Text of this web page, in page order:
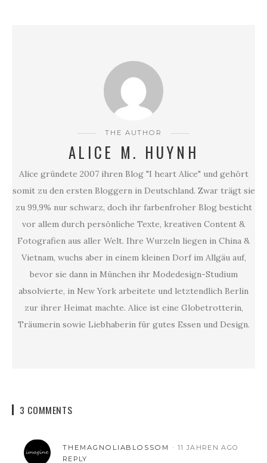
THE AUTHOR
ALICE M. HUYNH
Alice gründete 2007 ihren Blog "I heart Alice" und gehört
somit zu den ersten Bloggern in Deutschland. Zwar trägt sie
zu 99,9% nur schwarz, doch ihr farbenfroher Blog besticht
vor allem durch persönliche Texte, kreativen Content &
Fotografien aus aller Welt. Ihre Wurzeln liegen in China &
Vietnam, wuchs aber in einem kleinen Dorf im Allgäu auf,
bevor sie dann in München ihr Modedesign-Studium
absolvierte, in New York arbeitete und letztendlich Berlin
zur ihrer Heimat machte. Alice ist eine Globetrotterin,
Träumerin sowie Liebhaberin für gutes Essen und Design.
3 COMMENTS
THEMAGNOLIABLOSSOM
11 JAHREN AGO
REPLY